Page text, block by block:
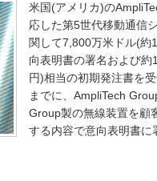
米国(アメリカ)の
応した第5世代移動通信
関して7,800万米ドル(約
向表明書の署名および
円)相当の初期発注書を
までに、AmpliTech
Group製の無線装置を顧
する内容で意向表明書に